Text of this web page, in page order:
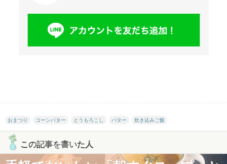
おまつり コーンバター とうもろこし バター 炊き込みご飯
この記事を書いた人